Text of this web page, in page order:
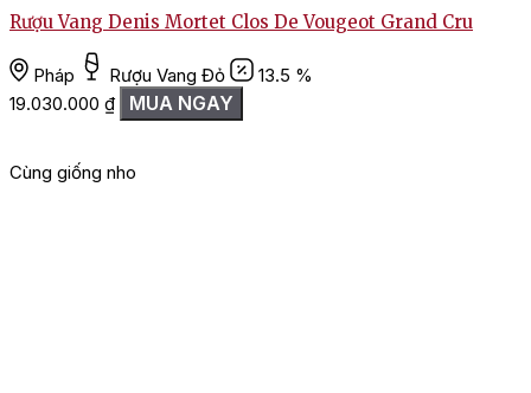
Rượu Vang Denis Mortet Clos De Vougeot Grand Cru
Pháp Rượu Vang Đỏ
13.5 %
19.030.000 ₫ MUA NGAY
Cùng giống nho